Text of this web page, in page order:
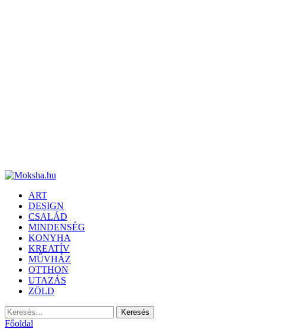
ART
DESIGN
CSALÁD
MINDENSÉG
KONYHA
KREATÍV
MŰVHÁZ
OTTHON
UTAZÁS
ZÖLD
Keresés:
Főoldal